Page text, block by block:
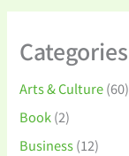
Categories
Arts & Culture(60)
Book(2)
Business(12)